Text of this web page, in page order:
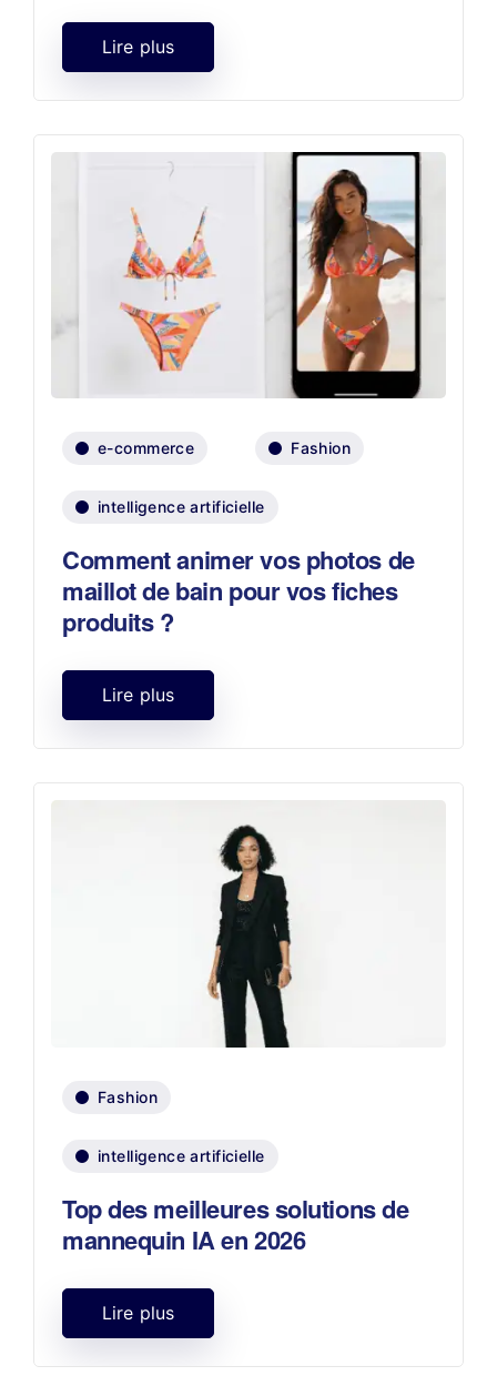
Lire plus
e-commerce Fashion
intelligence artificielle
Comment animer vos photos de
maillot de bain pour vos fiches
produits ?
Lire plus
Fashion
intelligence artificielle
Top des meilleures solutions de
mannequin IA en 2026
Lire plus